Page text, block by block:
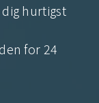
hurtigst
for 24